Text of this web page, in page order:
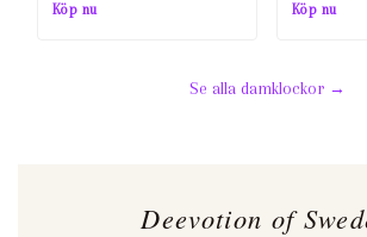
är:
Köp nu Köp nu
Se alla damklockor →
Deevotion of